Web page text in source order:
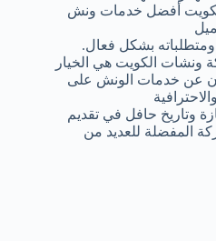
أفضل خدمات ونش
ومتطلباته بشكل فعال.
ونشات الكويت هي الخيار
عن خدمات الونش على
وتاريخ حافل في تقديم
المفضلة للعديد من